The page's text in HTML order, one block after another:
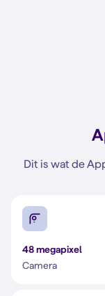
Dit is wat de
48 megapixel
Camera